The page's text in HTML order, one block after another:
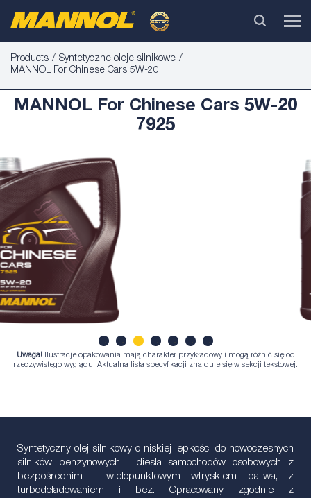
Products
Syntetyczne oleje silnikowe
MANNOL For Chinese Cars 5W-20
MANNOL For Chinese Cars 5W-20
7925
1 3 4 5 6 7
Uwaga! Ilustracje opakowania mają charakter przykładowy i mogą różnić się od
rzeczywistego wyglądu. Aktualna lista specyfikacji znajduje się w sekcji tekstowej.
Syntetyczny olej silnikowy o niskiej lepkości do nowoczesnych
silników benzynowych i diesla samochodów osobowych z
bezpośrednim i wielopunktowym wtryskiem paliwa, z
turbodoładowaniem i bez. Opracowany zgodnie z